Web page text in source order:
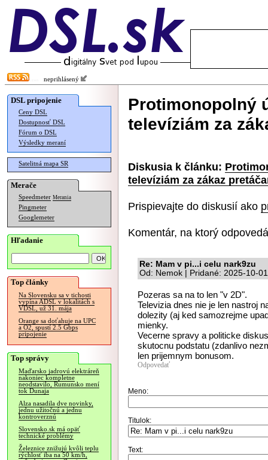
neprihlásený
DSL pripojenie
Ceny DSL
Dostupnosť DSL
Fórum o DSL
Výsledky meraní
Satelitná mapa SR
Merače
Speedmeter Merania
Pingmeter
Googlemeter
Hľadanie
Top články
Na Slovensku sa v tichosti
vypína ADSL v lokalitách s
VDSL, už 31. mája
Orange sa doťahuje na UPC
a O2, spustí 2.5 Gbps
pripojenie
Top správy
Maďarsko jadrovú elektráreň
nakoniec kompletne
neodstavilo, Rumunsko mení
tok Dunaja
Alza nasadila dve novinky,
jednu užitočnú a jednu
kontroverznú
Slovensko.sk má opäť
technické problémy
Železnice znižujú kvôli teplu
rýchlosť iba na 50 km/h,
Protimonopolný
televíziám za
Diskusia k článku:
televíziám za zákaz
Prispievajte do diskusií ako
Komentár, na ktorý
Re: Mam v pi...i celu nark9zu
Od: Nemok | Pridané: 2025-10-
Pozeras sa na to len "v 2D".
Televizia dnes nie je len nastroj
dolezity (aj ked samozrejme
mienky.
Vecerne spravy a politicke
skutocnu podstatu (zdanlivo
len prijemnym bonusom.
Odpovedať
Meno:
Titulok:
Text: